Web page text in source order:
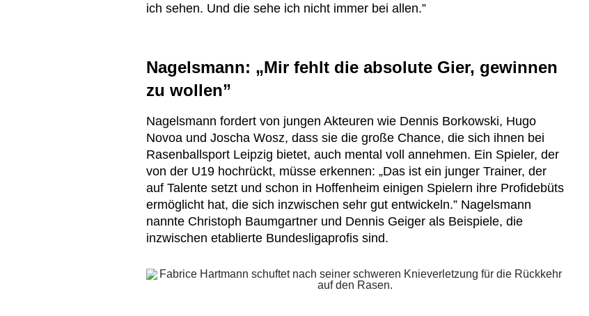
ich sehen. Und die sehe ich nicht immer bei allen.”
Nagelsmann: „Mir fehlt die absolute Gier, gewinnen
zu wollen”
Nagelsmann fordert von jungen Akteuren wie Dennis Borkowski, Hugo
Novoa und Joscha Wosz, dass sie die große Chance, die sich ihnen bei
Rasenballsport Leipzig bietet, auch mental voll annehmen. Ein Spieler, der
von der U19 hochrückt, müsse erkennen: „Das ist ein junger Trainer, der
auf Talente setzt und schon in Hoffenheim einigen Spielern ihre Profidebüts
ermöglicht hat, die sich inzwischen sehr gut entwickeln.” Nagelsmann
nannte Christoph Baumgartner und Dennis Geiger als Beispiele, die
inzwischen etablierte Bundesligaprofis sind.